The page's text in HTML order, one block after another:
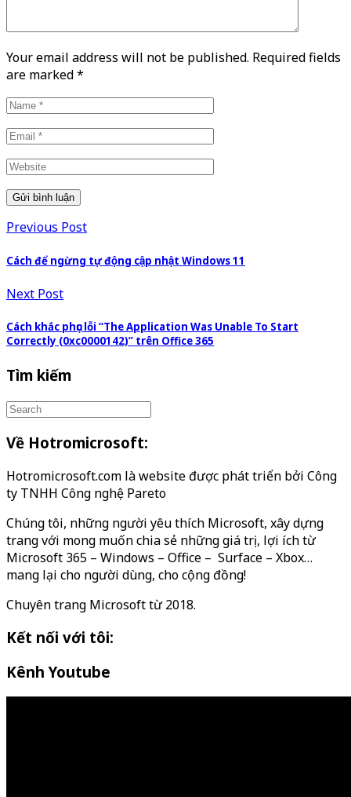
Your email address will not be published. Required fields
are marked*
Previous Post
Cách để ngừng tự động cập nhật Windows 11
Next Post
Cách khắc phục lỗi “The Application Was Unable To Start
Correctly (0xc0000142)” trên Office 365
Tìm kiếm
Về Hotromicrosoft:
Hotromicrosoft.com là website được phát triển bởi Công
ty TNHH Công nghệ Pareto
Chúng tôi, những người yêu thích Microsoft, xây dựng
trang với mong muốn chia sẻ những giá trị, lợi ích từ
Microsoft 365 – Windows – Office – Surface – Xbox…
mang lại cho người dùng, cho cộng đồng!
Chuyên trang Microsoft từ 2018.
Kết nối với tôi:
Kênh Youtube